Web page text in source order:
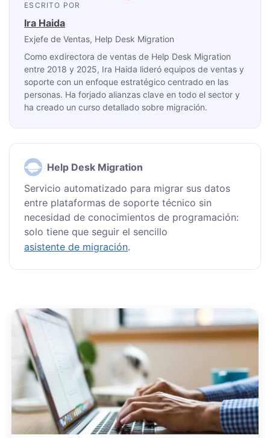
ESCRITO POR
Ira Haida
Exjefe de Ventas, Help Desk Migration
Como exdirectora de ventas de Help Desk Migration
entre 2018 y 2025, Ira Haida lideró equipos de ventas y
soporte con un enfoque estratégico centrado en las
personas. Ha forjado alianzas clave en todo el sector y
ha creado un curso detallado sobre migración.
Help Desk Migration
Servicio automatizado para migrar sus datos
entre plataformas de soporte técnico sin
necesidad de conocimientos de programación:
solo tiene que seguir el sencillo
asistente de migración.